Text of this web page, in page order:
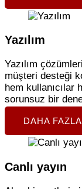
Yazılım
Yazılım
müşteri desteği
hem
sorunsuz bir
DAHA
Canlı yayın